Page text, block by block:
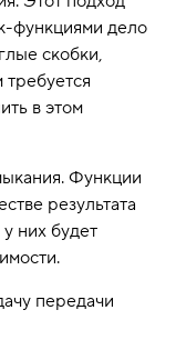
функциями дело
скобки,
в этом
Функции
результата
них будет
передачи